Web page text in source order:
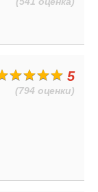
5
(794 оценки)